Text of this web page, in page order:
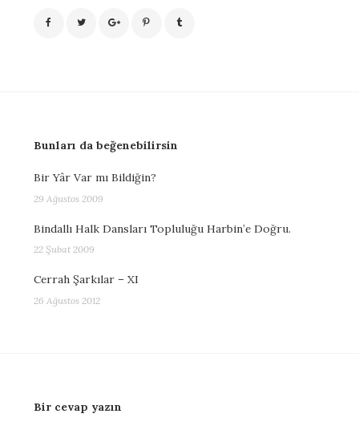
Bunları da beğenebilirsin
Bir Yâr Var mı Bildiğin?
29 Ağustos 2009
Bindallı Halk Dansları Topluluğu Harbin’e Doğru.
22 Şubat 2009
Cerrah Şarkılar – XI
26 Ağustos 2012
Bir cevap yazın